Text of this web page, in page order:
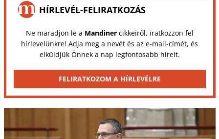
HÍRLEVÉL-FELIRATKOZÁS
Ne maradjon le a Mandinercikkeiről, iratkozzon fel
hírlevelünkre! Adja meg a nevét és az e-mail-címét, és
elküldjük Önnek a nap legfontosabb híreit.
FELIRATKOZOM A HÍRLEVÉLRE